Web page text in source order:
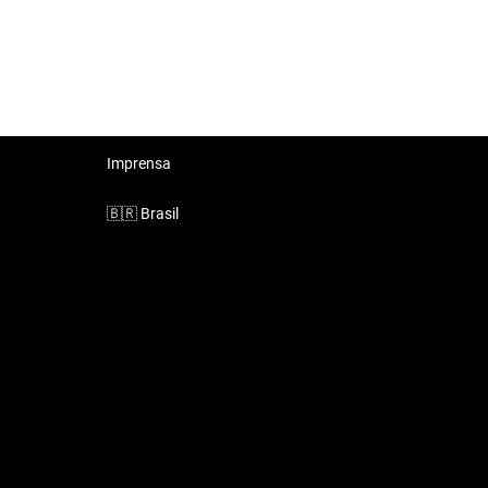
Imprensa
🇧🇷 Brasil